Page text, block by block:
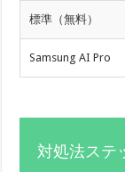
標準（無料）
Samsung AI Pro
対処法ステ